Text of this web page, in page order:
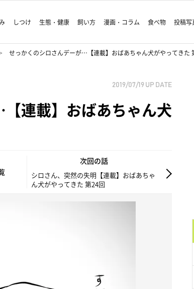
しつけ 生態・健康 飼い方 漫画・コラム 食べ物 投稿写
せっかくのシロさんデーが…【連載】おばあちゃん犬がやってきた
2019/07/19 UP DATE
連載】おばあちゃん犬
次回の話
シロさん、突然の失明【連載】おばあちゃ
ん犬がやってきた 第24回